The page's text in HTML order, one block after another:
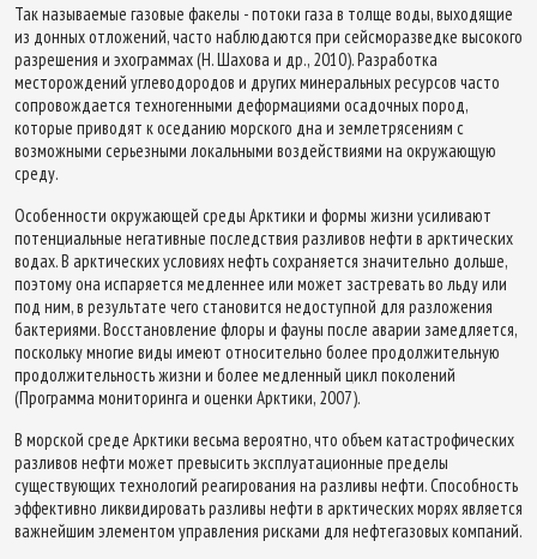
Так называемые газовые факелы - потоки газа в толще воды, выходящие
из донных отложений, часто наблюдаются при сейсморазведке высокого
разрешения и эхограммах (Н. Шахова и др., 2010). Разработка
месторождений углеводородов и других минеральных ресурсов часто
сопровождается техногенными деформациями осадочных пород,
которые приводят к оседанию морского дна и землетрясениям с
возможными серьезными локальными воздействиями на окружающую
среду.
Особенности окружающей среды Арктики и формы жизни усиливают
потенциальные негативные последствия разливов нефти в арктических
водах. В арктических условиях нефть сохраняется значительно дольше,
поэтому она испаряется медленнее или может застревать во льду или
под ним, в результате чего становится недоступной для разложения
бактериями. Восстановление флоры и фауны после аварии замедляется,
поскольку многие виды имеют относительно более продолжительную
продолжительность жизни и более медленный цикл поколений
(Программа мониторинга и оценки Арктики, 2007).
В морской среде Арктики весьма вероятно, что объем катастрофических
разливов нефти может превысить эксплуатационные пределы
существующих технологий реагирования на разливы нефти. Способность
эффективно ликвидировать разливы нефти в арктических морях является
важнейшим элементом управления рисками для нефтегазовых компаний.